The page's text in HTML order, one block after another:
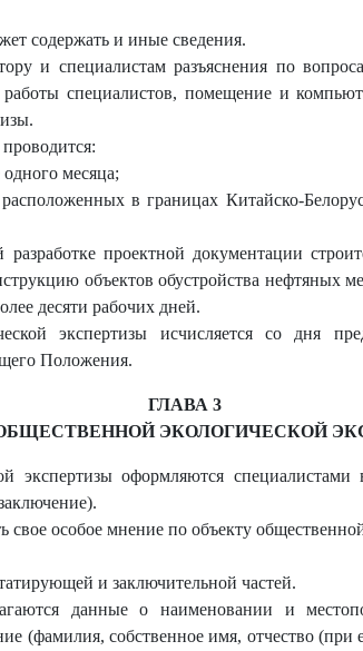
содержать и иные сведения.
и специалистам разъяснения по
работы специалистов, помещение и
месяца;
в границах Китайско-
проектной документации
объектов обустройства нефтяных
десяти рабочих дней.
экспертизы исчисляется со дня
Положения.
ГЛАВА 3
ЭКОЛОГИЧЕСКОЙ
экспертизы оформляются
особое мнение по объекту
и заключительной частей.
данные о наименовании и
(фамилия, собственное имя, отчество